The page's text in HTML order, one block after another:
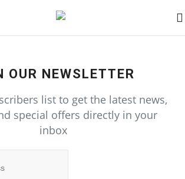
OUR NEWSLETTER
list to get the latest news,
special offers directly in your
inbox